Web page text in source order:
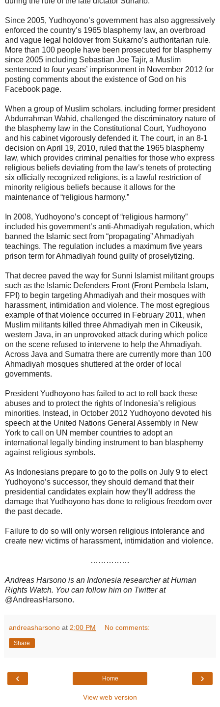
Since 2005, Yudhoyono’s government has also aggressively
enforced the country’s 1965 blasphemy law, an overbroad
and vague legal holdover from Sukarno’s authoritarian rule.
More than 100 people have been prosecuted for blasphemy
since 2005 including Sebastian Joe Tajir, a Muslim
sentenced to four years’ imprisonment in November 2012 for
posting comments about the existence of God on his
Facebook page.
When a group of Muslim scholars, including former president
Abdurrahman Wahid, challenged the discriminatory nature of
the blasphemy law in the Constitutional Court, Yudhoyono
and his cabinet vigorously defended it. The court, in an 8-1
decision on April 19, 2010, ruled that the 1965 blasphemy
law, which provides criminal penalties for those who express
religious beliefs deviating from the law’s tenets of protecting
six officially recognized religions, is a lawful restriction of
minority religious beliefs because it allows for the
maintenance of “religious harmony.”
In 2008, Yudhoyono’s concept of “religious harmony”
included his government’s anti-Ahmadiyah regulation, which
banned the Islamic sect from “propagating” Ahmadiyah
teachings. The regulation includes a maximum five years
prison term for Ahmadiyah found guilty of proselytizing.
That decree paved the way for Sunni Islamist militant groups
such as the Islamic Defenders Front (Front Pembela Islam,
FPI) to begin targeting Ahmadiyah and their mosques with
harassment, intimidation and violence. The most egregious
example of that violence occurred in February 2011, when
Muslim militants killed three Ahmadiyah men in Cikeusik,
western Java, in an unprovoked attack during which police
on the scene refused to intervene to help the Ahmadiyah.
Across Java and Sumatra there are currently more than 100
Ahmadiyah mosques shuttered at the order of local
governments.
President Yudhoyono has failed to act to roll back these
abuses and to protect the rights of Indonesia’s religious
minorities. Instead, in October 2012 Yudhoyono devoted his
speech at the United Nations General Assembly in New
York to call on UN member countries to adopt an
international legally binding instrument to ban blasphemy
against religious symbols.
As Indonesians prepare to go to the polls on July 9 to elect
Yudhoyono’s successor, they should demand that their
presidential candidates explain how they’ll address the
damage that Yudhoyono has done to religious freedom over
the past decade.
Failure to do so will only worsen religious intolerance and
create new victims of harassment, intimidation and violence.
……………
Andreas Harsono is an Indonesia researcher at Human
Rights Watch. You can follow him on Twitter at
@AndreasHarsono.
andreasharsono at 2:00 PM No comments:
Share
‹ ›
Home
View web version